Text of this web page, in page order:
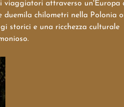
viaggiatori attraverso un'Europa
duemila chilometri nella Polonia
storici e una ricchezza culturale